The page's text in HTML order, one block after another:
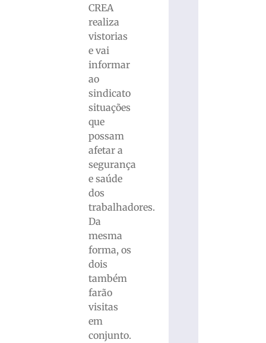
CREA
realiza
vistorias
e vai
informar
ao
sindicato
situações
que
possam
afetar a
segurança
e saúde
dos
trabalhadores.
Da
mesma
forma, os
dois
também
farão
visitas
em
conjunto.